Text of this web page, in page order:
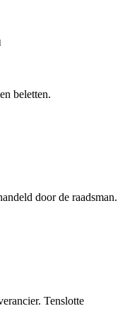
beletten.
door de raadsman.
Tenslotte